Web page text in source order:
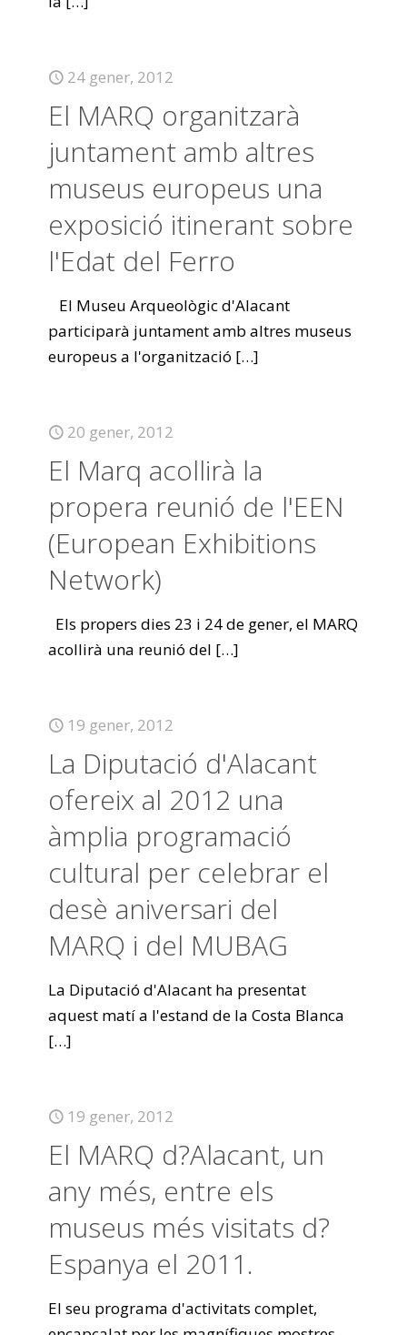
24 gener, 2012
El MARQ organitzarà
juntament amb altres
museus europeus una
exposició itinerant sobre
l'Edat del Ferro
El Museu Arqueològic d'Alacant
participarà juntament amb altres museus
europeus a l'organització […]
20 gener, 2012
El Marq acollirà la
propera reunió de l'EEN
(European Exhibitions
Network)
Els propers dies 23 i 24 de gener, el MARQ
acollirà una reunió del […]
19 gener, 2012
La Diputació d'Alacant
ofereix al 2012 una
àmplia programació
cultural per celebrar el
desè aniversari del
MARQ i del MUBAG
La Diputació d'Alacant ha presentat
aquest matí a l'estand de la Costa Blanca
[…]
19 gener, 2012
El MARQ d?Alacant, un
any més, entre els
museus més visitats d?
Espanya el 2011.
El seu programa d'activitats complet,